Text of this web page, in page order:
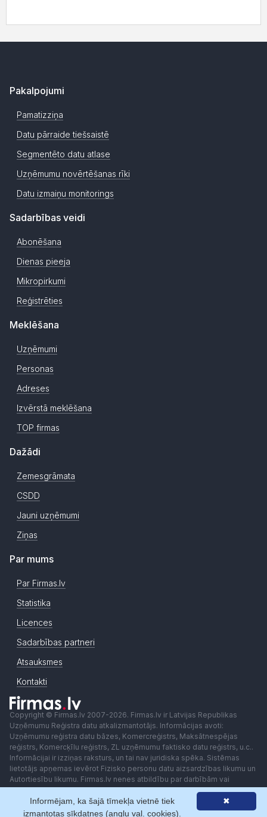
Pakalpojumi
Pamatizziņa
Datu pārraide tiešsaistē
Segmentēto datu atlase
Uzņēmumu novērtēšanas rīki
Datu izmaiņu monitorings
Sadarbības veidi
Abonēšana
Dienas pieeja
Mikropirkumi
Reģistrēties
Meklēšana
Uzņēmumi
Personas
Adreses
Izvērstā meklēšana
TOP firmas
Dažādi
Zemesgrāmata
CSDD
Jauni uzņēmumi
Ziņas
Par mums
Par Firmas.lv
Statistika
Licences
Sadarbības partneri
Atsauksmes
Kontakti
Copyright © Firmas.lv 2007-2026. Firmas.lv ir Latvijas Republikas
Uzņēmumu Reģistra datu atkalizmantotājs. Informācijas avoti:
Uzņēmumu reģistra datu bāzes, Komercreģistrs, Maksātnespējas
reģistrs, Komercķīlu reģistrs, ZL uzņēmumu faktisko datu reģistrs, u.c..
Informācijai ir izziņas raksturs, un tai nav juridiska spēka. Sistēmas
lietotājs apņemas ievērot Fizisko personu datu aizsardzības likumu un
Autortiesību likumu. Firmas.lv nenes atbildību par darbībām vai
lēmumiem, kas balstīti uz saņemto pakalpojumu. Lietotājam aizliegts
izmantot jebkādas automatizētas sistēmas vai iekārtas (robotus)
piekļuvei sistēmai bez rakstiskas saskaņošanas ar Firmas.lv. Galvenā
✖
Informējam, ka šajā tīmekļa vietnē tiek
izmantotas sīkdatnes (angļu val. cookies).